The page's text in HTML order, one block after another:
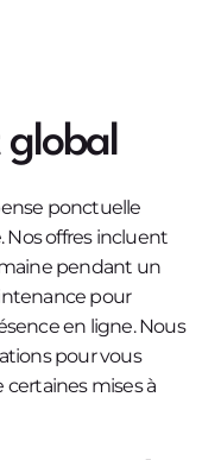
global
ponctuelle
offres incluent
pendant un
pour
en ligne. Nous
pour vous
mises à